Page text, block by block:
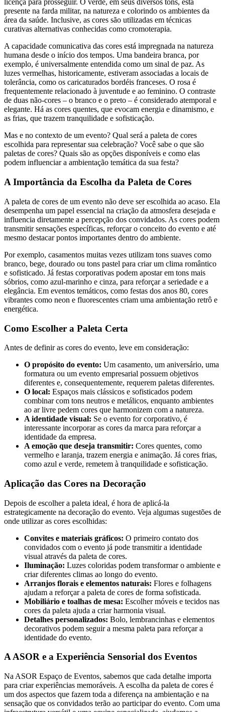
licença para prosseguir. O verde, em seus diversos tons, está
presente na farda militar, na natureza e colorindo os ambientes da
área da saúde. Inclusive, as cores são utilizadas em técnicas
curativas alternativas conhecidas como cromoterapia.
A capacidade comunicativa das cores está impregnada na natureza
humana desde o início dos tempos. Uma bandeira branca, por
exemplo, é universalmente entendida como um sinal de paz. As
luzes vermelhas, historicamente, estiveram associadas a locais de
tolerância, como os caricaturados bordéis franceses. O rosa é
frequentemente relacionado à juventude e ao feminino. O contraste
de duas não-cores – o branco e o preto – é considerado atemporal e
elegante. Há as cores quentes, que evocam energia e dinamismo, e
as frias, que trazem tranquilidade e sofisticação.
Mas e no contexto de um evento? Qual será a paleta de cores
escolhida para representar sua celebração? Você sabe o que são
paletas de cores? Quais são as opções disponíveis e como elas
podem influenciar a ambientação temática da sua festa?
A Importância da Escolha da Paleta de Cores
A paleta de cores de um evento não deve ser escolhida ao acaso. Ela
desempenha um papel essencial na criação da atmosfera desejada e
influencia diretamente a percepção dos convidados. As cores podem
transmitir sensações específicas, reforçar o conceito do evento e até
mesmo destacar pontos importantes dentro do ambiente.
Por exemplo, casamentos muitas vezes utilizam tons suaves como
branco, bege, dourado ou tons pastel para criar um clima romântico
e sofisticado. Já festas corporativas podem apostar em tons mais
sóbrios, como azul-marinho e cinza, para reforçar a seriedade e a
elegância. Em eventos temáticos, como festas dos anos 80, cores
vibrantes como neon e fluorescentes criam uma ambientação retrô e
energética.
Como Escolher a Paleta Certa
Antes de definir as cores do evento, leve em consideração:
O propósito do evento: Um casamento, um aniversário, uma
formatura ou um evento empresarial possuem objetivos
diferentes e, consequentemente, requerem paletas diferentes.
O local: Espaços mais clássicos e sofisticados podem
combinar com tons neutros e metálicos, enquanto ambientes
ao ar livre pedem cores que harmonizem com a natureza.
A identidade visual: Se o evento for corporativo, é
interessante incorporar as cores da marca para reforçar a
identidade da empresa.
A emoção que deseja transmitir: Cores quentes, como
vermelho e laranja, trazem energia e animação. Já cores frias,
como azul e verde, remetem à tranquilidade e sofisticação.
Aplicação das Cores na Decoração
Depois de escolher a paleta ideal, é hora de aplicá-la
estrategicamente na decoração do evento. Veja algumas sugestões de
onde utilizar as cores escolhidas:
Convites e materiais gráficos: O primeiro contato dos
convidados com o evento já pode transmitir a identidade
visual através da paleta de cores.
Iluminação: Luzes coloridas podem transformar o ambiente e
criar diferentes climas ao longo do evento.
Arranjos florais e elementos naturais: Flores e folhagens
ajudam a reforçar a paleta de cores de forma sofisticada.
Mobiliário e toalhas de mesa: Escolher móveis e tecidos nas
cores da paleta ajuda a criar harmonia visual.
Detalhes personalizados: Bolo, lembrancinhas e elementos
decorativos podem seguir a mesma paleta para reforçar a
identidade do evento.
A ASOR e a Experiência Sensorial dos Eventos
Na ASOR Espaço de Eventos, sabemos que cada detalhe importa
para criar experiências memoráveis. A escolha da paleta de cores é
um dos aspectos que fazem toda a diferença na ambientação e na
sensação que os convidados terão ao participar do evento. Com uma